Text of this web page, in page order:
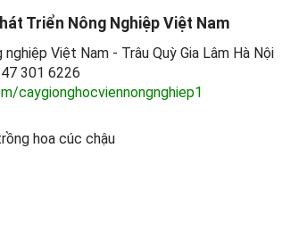
Triển Nông Nghiệp Việt Nam
Việt Nam - Trâu Quỳ Gia Lâm Hà Nội
301 6226
caygionghocviennongnghiep1